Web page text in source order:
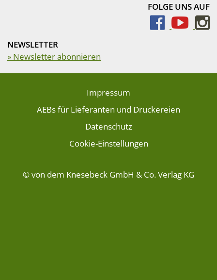
FOLGE UNS AUF
NEWSLETTER
» Newsletter abonnieren
Impressum
AEBs für Lieferanten und Druckereien
Datenschutz
Cookie-Einstellungen
© von dem Knesebeck GmbH & Co. Verlag KG